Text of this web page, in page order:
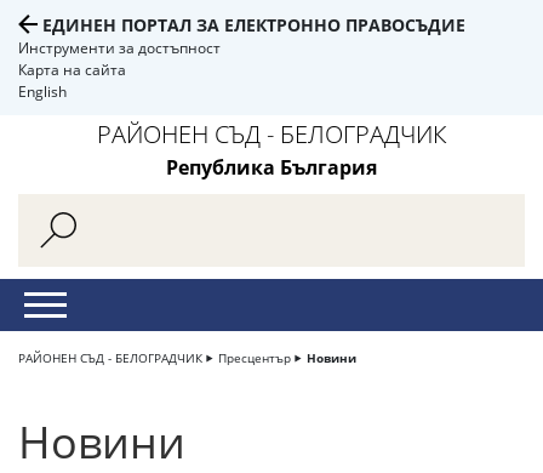
ЕДИНЕН ПОРТАЛ ЗА ЕЛЕКТРОННО ПРАВОСЪДИЕ
Инструменти за достъпност
Карта на сайта
English
РАЙОНЕН СЪД - БЕЛОГРАДЧИК
Република България
РАЙОНЕН СЪД - БЕЛОГРАДЧИК Пресцентър Новини
Новини